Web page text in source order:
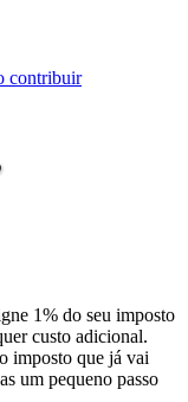
contribuir
1% do seu imposto
custo adicional.
imposto que já vai
um pequeno passo